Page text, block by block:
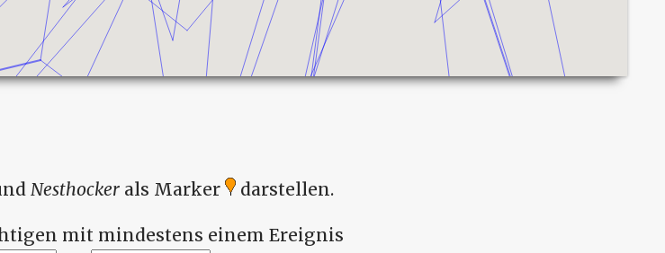
Nesthocker als Marker darstellen.
mit mindestens einem Ereignis